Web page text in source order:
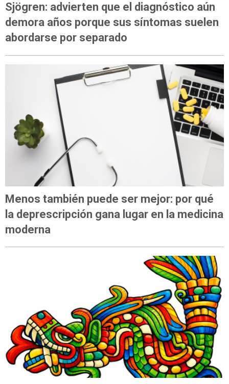
Sjögren: advierten que el diagnóstico aún
demora años porque sus síntomas suelen
abordarse por separado
Menos también puede ser mejor: por qué
la deprescripción gana lugar en la medicina
moderna